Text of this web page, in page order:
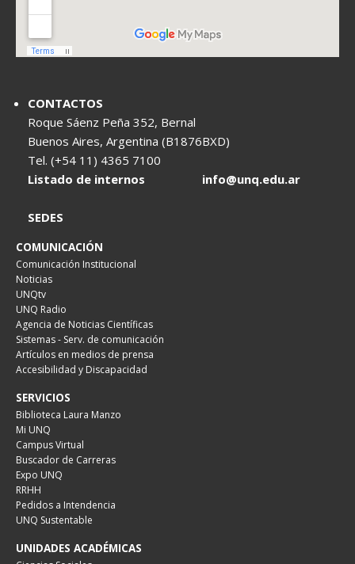
CONTACTOS
Roque Sáenz Peña 352, Bernal
Buenos Aires, Argentina (B1876BXD)
Tel. (+54 11) 4365 7100
Listado de internos
info@unq.edu.ar
SEDES
COMUNICACIÓN
Comunicación Institucional
Noticias
UNQtv
UNQ Radio
Agencia de Noticias Científicas
Sistemas - Serv. de comunicación
Artículos en medios de prensa
Accesibilidad y Discapacidad
SERVICIOS
Biblioteca Laura Manzo
Mi UNQ
Campus Virtual
Buscador de Carreras
Expo UNQ
RRHH
Pedidos a Intendencia
UNQ Sustentable
UNIDADES ACADÉMICAS